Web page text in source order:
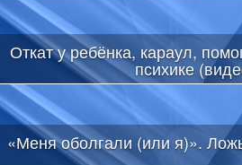
Откат у ребёнка, караул,
психике
«Меня оболгали (или я)».